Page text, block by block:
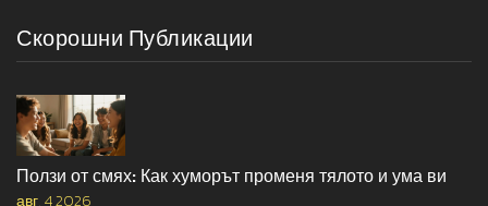
Скорошни Публикации
Ползи от смях: Как хуморът променя тялото и ума ви
авг, 4 2026